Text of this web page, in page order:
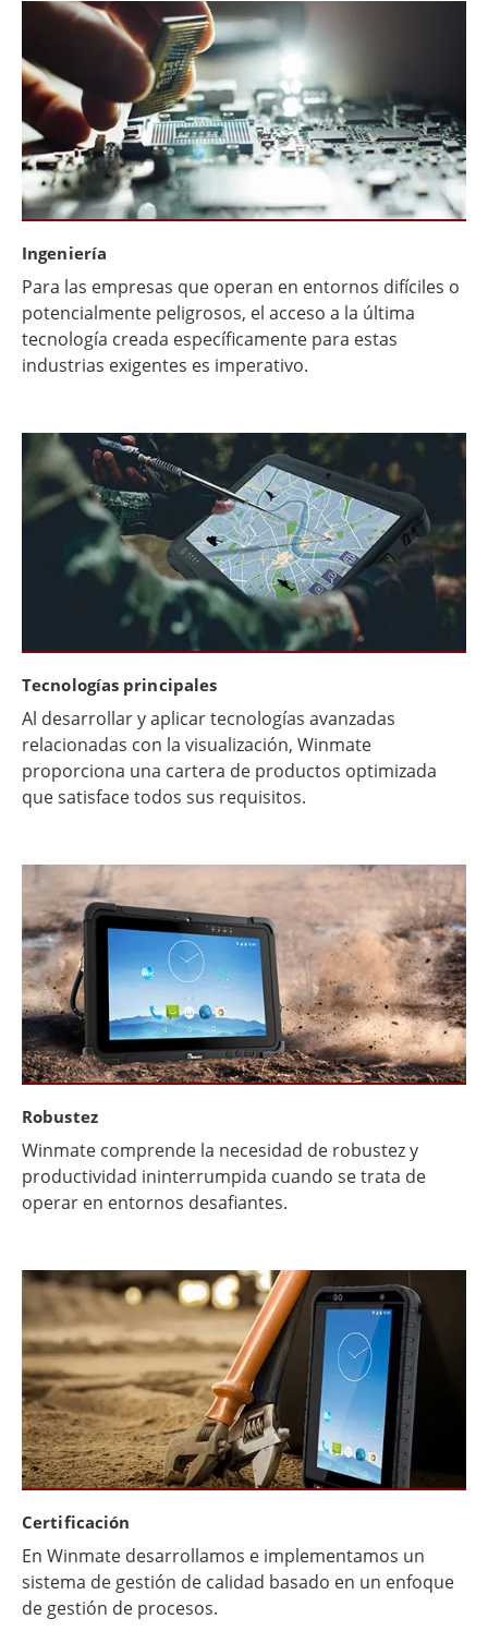
Ingeniería
Para las empresas que operan en entornos difíciles o
potencialmente peligrosos, el acceso a la última
tecnología creada específicamente para estas
industrias exigentes es imperativo.
Tecnologías principales
Al desarrollar y aplicar tecnologías avanzadas
relacionadas con la visualización, Winmate
proporciona una cartera de productos optimizada
que satisface todos sus requisitos.
Robustez
Winmate comprende la necesidad de robustez y
productividad ininterrumpida cuando se trata de
operar en entornos desafiantes.
Certificación
En Winmate desarrollamos e implementamos un
sistema de gestión de calidad basado en un enfoque
de gestión de procesos.